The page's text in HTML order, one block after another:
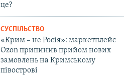
це?
СУСПІЛЬСТВО
«Крим – не Росія»: маркетплейс
Ozon припинив прийом нових
замовлень на Кримському
півострові